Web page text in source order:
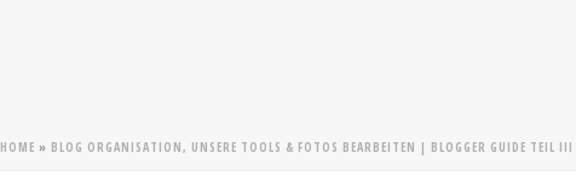
HOME » BLOG ORGANISATION, UNSERE TOOLS & FOTOS BEARBEITEN | BLOGGER GUIDE TEIL III